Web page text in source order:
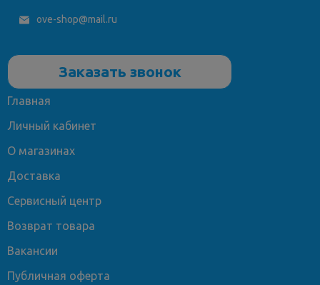
ove-shop@mail.ru
Заказать звонок
Главная
Личный кабинет
О магазинах
Доставка
Сервисный центр
Возврат товара
Вакансии
Публичная оферта